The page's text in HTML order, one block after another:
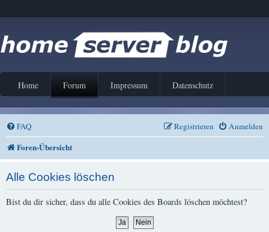
Home Forum Impressum Datenschutz
FAQ Anmelden
Registrieren
Foren-Übersicht
Alle Cookies löschen
Bist du dir sicher, dass du alle Cookies des Boards löschen möchtest?